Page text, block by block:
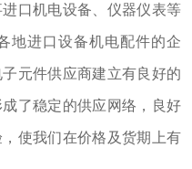
口机电设备、仪器仪表等
地进口设备机电配件的企
元件供应商建立有良好的
了稳定的供应网络，良好
使我们在价格及货期上有